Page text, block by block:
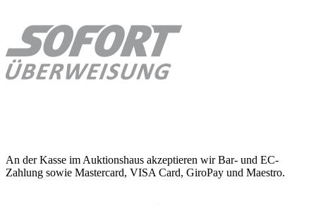
An der Kasse im Auktionshaus akzeptieren wir Bar- und EC-
Zahlung sowie Mastercard, VISA Card, GiroPay und Maestro.